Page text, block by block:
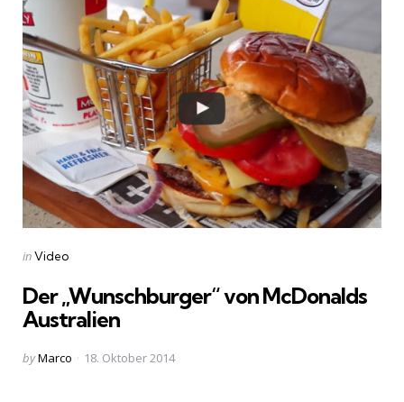
Categories
Posted
inVideo
Der „Wunschburger“ von McDonalds
Australien
Posted
byMarco 18. Oktober 2014